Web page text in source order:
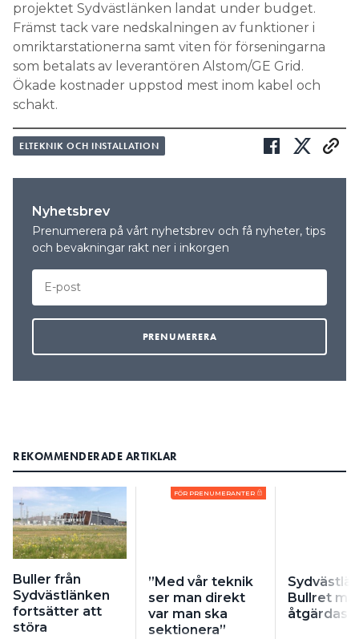
projektet Sydvästlänken landat under budget.
Främst tack vare nedskalningen av funktioner i
omriktarstationerna samt viten för förseningarna
som betalats av leverantören Alstom/GE Grid.
Ökade kostnader uppstod mest inom kabel och
schakt.
ELTEKNIK OCH INSTALLATION
Nyhetsbrev
Prenumerera på vårt nyhetsbrev och få nyheter, tips
och bevakningar rakt ner i inkorgen
REKOMMENDERADE ARTIKLAR
Buller från
Sydvästlänken
fortsätter att
störa
FÖR PRENUMERANTER
”Med vår teknik
ser man direkt
var man ska
sektionera”
Bullret
åtgärdas